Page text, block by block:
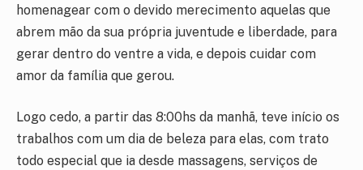
homenagear com o devido merecimento aquelas que
abrem mão da sua própria juventude e liberdade, para
gerar dentro do ventre a vida, e depois cuidar com
amor da família que gerou.
Logo cedo, a partir das 8:00hs da manhã, teve início os
trabalhos com um dia de beleza para elas, com trato
todo especial que ia desde massagens, serviços de